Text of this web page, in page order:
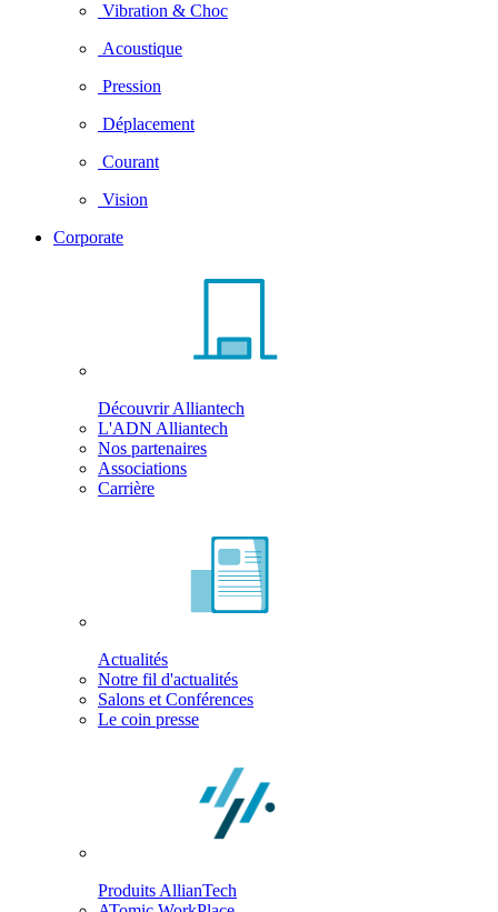
Vibration & Choc
Acoustique
Pression
Déplacement
Courant
Vision
Corporate
Découvrir Alliantech
L'ADN Alliantech
Nos partenaires
Associations
Carrière
Actualités
Notre fil d'actualités
Salons et Conférences
Le coin presse
Produits AllianTech